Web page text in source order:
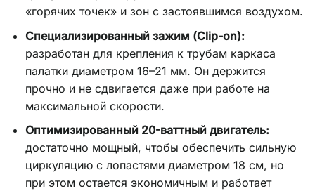
«горячих точек» и зон с застоявшимся воздухом.
Специализированный зажим (Clip-on):
разработан для крепления к трубам каркаса
палатки диаметром 16–21 мм. Он держится
прочно и не сдвигается даже при работе на
максимальной скорости.
Оптимизированный 20-ваттный двигатель:
достаточно мощный, чтобы обеспечить сильную
циркуляцию с лопастями диаметром 18 см, но
при этом остается экономичным и работает